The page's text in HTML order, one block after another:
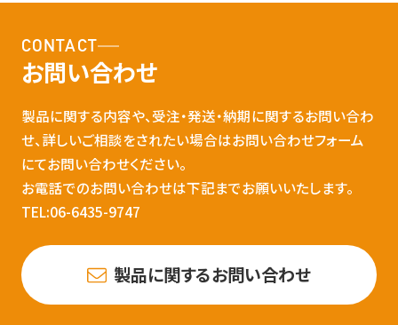
CONTACT
お問い合わせ
製品に関する内容や、受注・発送・納期に関するお問い合わ
せ、詳しいご相談をされたい場合はお問い合わせフォーム
にてお問い合わせください。
お電話でのお問い合わせは下記までお願いいたします。
TEL:06-6435-9747
製品に関するお問い合わせ